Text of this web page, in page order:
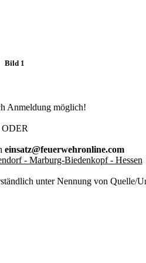
Bild 1
Anmeldung möglich!
ODER
einsatz@feuerwehronline.com
- Marburg-Biedenkopf - Hessen
unter Nennung von Quelle/